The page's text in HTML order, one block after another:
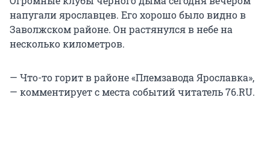
напугали ярославцев. Его хорошо было видно в
Заволжском районе. Он растянулся в небе на
несколько километров.
— Что-то горит в районе «Племзавода Ярославка»,
— комментирует с места событий читатель 76.RU.